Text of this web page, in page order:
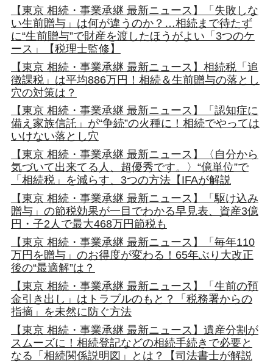
【東京 相続・事業承継 最新ニュース】「失敗しな
い生前贈与」は何が違うのか？…相続まで待たず
に“生前贈与”で財産を渡したほうがよい「3つのケ
ース」【税理士監修】
【東京 相続・事業承継 最新ニュース】相続税「追
徴課税」は平均886万円！相続＆生前贈与の落とし
穴の対策は？
【東京 相続・事業承継 最新ニュース】「認知症に
備え家族信託」が“争続”の火種に！相続でやっては
いけない落とし穴
【東京 相続・事業承継 最新ニュース】〈自分から
気づいて出来てる人、超優秀です。〉“億単位”で
「相続税」を減らす、3つの方法【IFAが解説
【東京 相続・事業承継 最新ニュース】「駆け込み
贈与」の節税効果が一目でわかる早見表、資産3億
円・子2人で最大468万円節税も
【東京 相続・事業承継 最新ニュース】「毎年110
万円を贈与」のお得度が変わる！65年ぶり大改正
後の“最適解”は？
【東京 相続・事業承継 最新ニュース】「生前の預
金引き出し」はトラブルのもと？「税務署からの
指摘」を未然に防ぐ方法
【東京 相続・事業承継 最新ニュース】遺産分割が
スムーズに！相続登記などの相続手続きで必要と
なる「相続関係説明図」とは？【司法書士が解説